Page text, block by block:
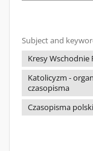
Subject and
Kresy Wschodnie
Katolicyzm -
czasopisma
Czasopisma